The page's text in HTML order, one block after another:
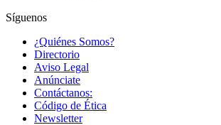
Síguenos
¿Quiénes Somos?
Directorio
Aviso Legal
Anúnciate
Contáctanos:
Código de Ética
Newsletter